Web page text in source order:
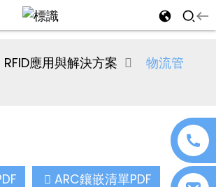
RFID應用與解決方案
物流管
ARC鑲嵌清單PDF